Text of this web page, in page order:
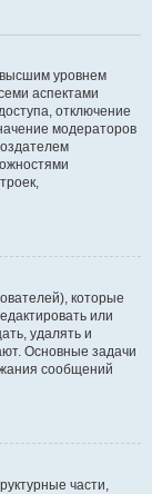
уровнем
аспектами
отключение
модераторов
которые
или
удалять и
Основные задачи
сообщений
части,